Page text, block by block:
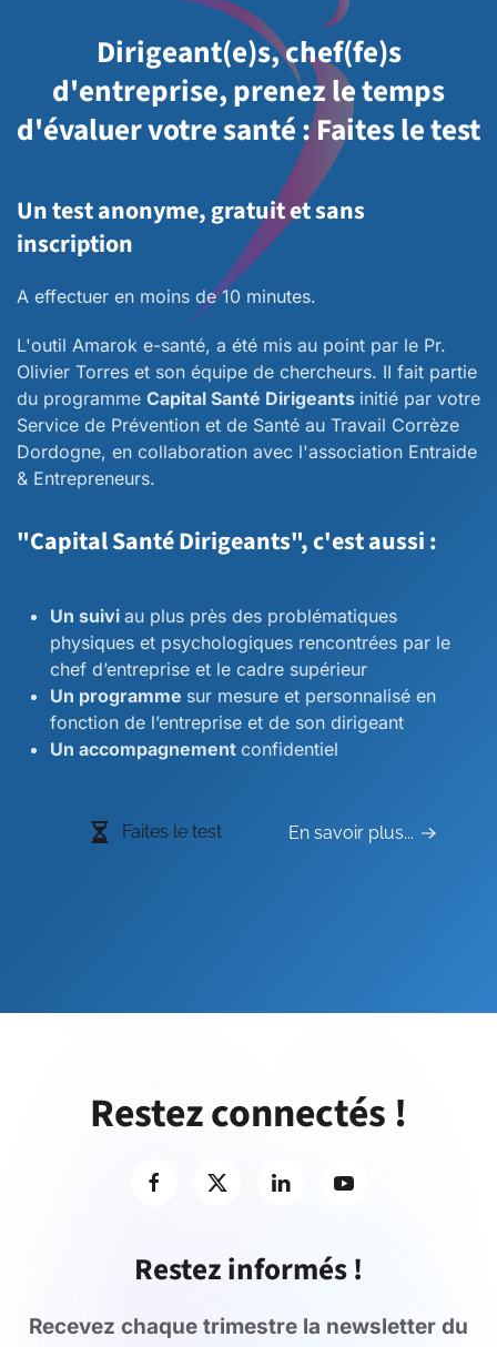
Dirigeant(e)s, chef(fe)s
d'entreprise, prenez le temps
d'évaluer votre santé : Faites le test
Un test anonyme, gratuit et sans
inscription
A effectuer en moins de 10 minutes.
L'outil Amarok e-santé, a été mis au point par le Pr.
Olivier Torres et son équipe de chercheurs. II fait partie
du programme Capital Santé Dirigeants initié par votre
Service de Prévention et de Santé au Travail Corrèze
Dordogne, en collaboration avec l'association Entraide
& Entrepreneurs.
"Capital Santé Dirigeants", c'est aussi :
Un suivi au plus près des problématiques
physiques et psychologiques rencontrées par le
chef d’entreprise et le cadre supérieur
Un programme sur mesure et personnalisé en
fonction de l’entreprise et de son dirigeant
Un accompagnement confidentiel
Faites le test En savoir plus...
Restez connectés !
Restez informés !
Recevez chaque trimestre la newsletter du